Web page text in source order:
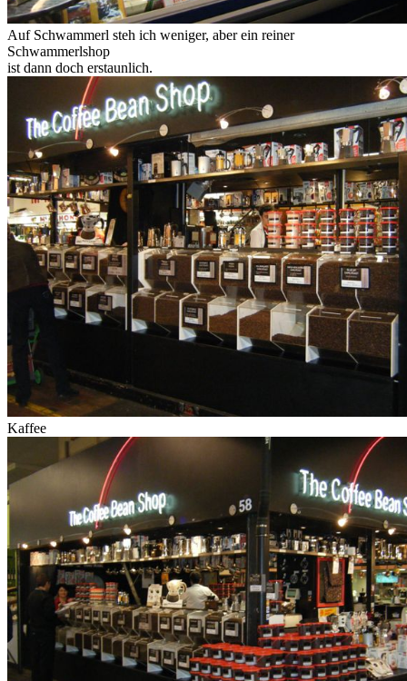
Auf Schwammerl steh ich weniger, aber ein reiner
Schwammerlshop
ist dann doch erstaunlich.
Kaffee